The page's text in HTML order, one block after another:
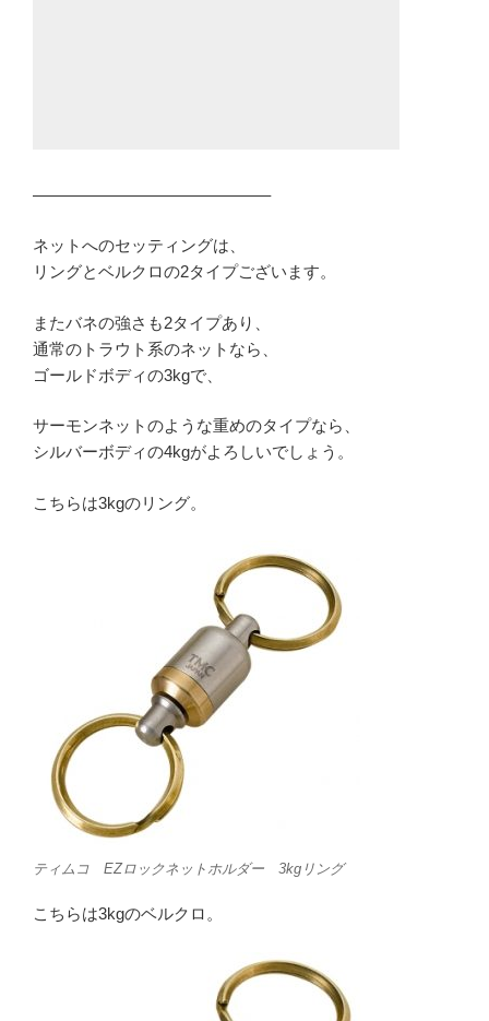
——————————————–
ネットへのセッティングは、
リングとベルクロの2タイプございます。
またバネの強さも2タイプあり、
通常のトラウト系のネットなら、
ゴールドボディの3kgで、
サーモンネットのような重めのタイプなら、
シルバーボディの4kgがよろしいでしょう。
こちらは3kgのリング。
ティムコ EZロックネットホルダー 3kgリング
こちらは3kgのベルクロ。